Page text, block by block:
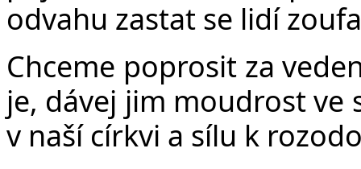
odvahu zastat se lidí
Chceme poprosit za
je, dávej jim moudrost ve
v naší církvi a sílu k